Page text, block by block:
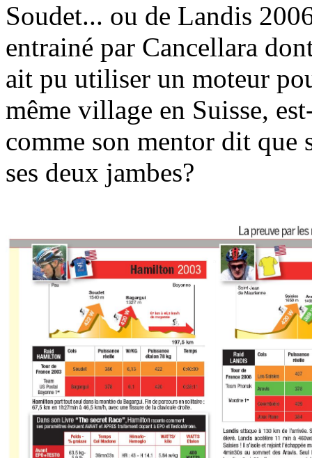
Soudet... ou de Landis
entrainé par Cancellara
ait pu utiliser un moteur
même village en Suisse,
comme son mentor dit que
ses deux jambes?